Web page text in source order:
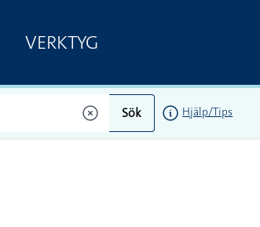
VERKTYG
Sök Hjälp/Tips